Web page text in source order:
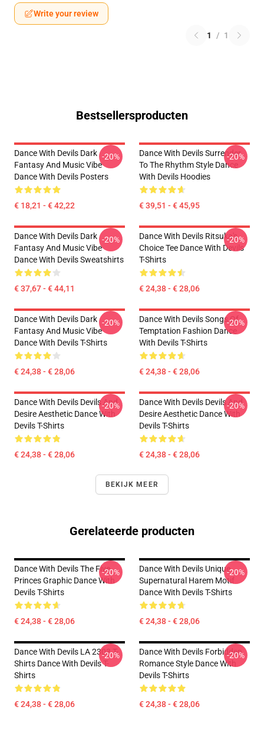
Write your review
1 / 1
Bestsellersproducten
Dance With Devils Dark
Fantasy And Music Vibe
Dance With Devils Posters
€ 18,21 - € 42,22
-20%
Dance With Devils Surrender
To The Rhythm Style Dance
With Devils Hoodies
€ 39,51 - € 45,95
-20%
Dance With Devils Dark
Fantasy And Music Vibe
Dance With Devils Sweatshirts
€ 37,67 - € 44,11
-20%
Dance With Devils Ritsuka's
Choice Tee Dance With Devils
T-Shirts
€ 24,38 - € 28,06
-20%
Dance With Devils Dark
Fantasy And Music Vibe
Dance With Devils T-Shirts
€ 24,38 - € 28,06
-20%
Dance With Devils Songs Of
Temptation Fashion Dance
With Devils T-Shirts
€ 24,38 - € 28,06
-20%
Dance With Devils Devils And
Desire Aesthetic Dance With
Devils T-Shirts
€ 24,38 - € 28,06
-20%
Dance With Devils Devils And
Desire Aesthetic Dance With
Devils T-Shirts
€ 24,38 - € 28,06
-20%
BEKIJK MEER
Gerelateerde producten
Dance With Devils The Five
Princes Graphic Dance With
Devils T-Shirts
€ 24,38 - € 28,06
-20%
Dance With Devils Unique
Supernatural Harem Motif
Dance With Devils T-Shirts
€ 24,38 - € 28,06
-20%
Dance With Devils LA 2303 T-
Shirts Dance With Devils T-
Shirts
€ 24,38 - € 28,06
-20%
Dance With Devils Forbidden
Romance Style Dance With
Devils T-Shirts
€ 24,38 - € 28,06
-20%